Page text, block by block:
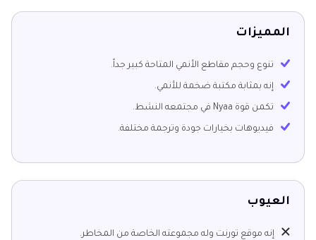
المميزات
تنوع وحجم مقاطع الأنمي المتاحة كبير جداً.
إنه بمثابة مكتبة ضخمة للأنمي.
تكمن قوة Nyaa في مجتمعه النشط.
فيديوهات بخيارات جودة وترجمة مختلفة.
العيوب
إنه موقع تورنت وله مجموعته الخاصة من المخاطر.